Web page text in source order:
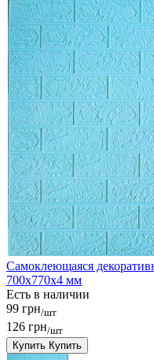
Самоклеющаяся
700x770x4 мм
Есть в наличии
99 грн/шт
126 грн/шт
Купить Купить